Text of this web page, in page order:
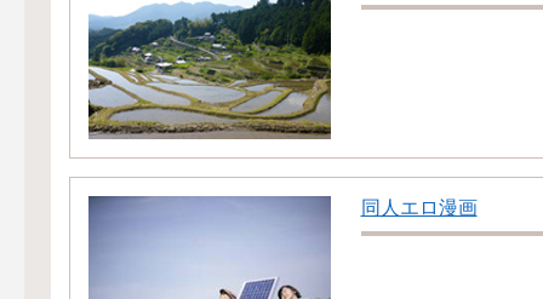
同人エロ漫画